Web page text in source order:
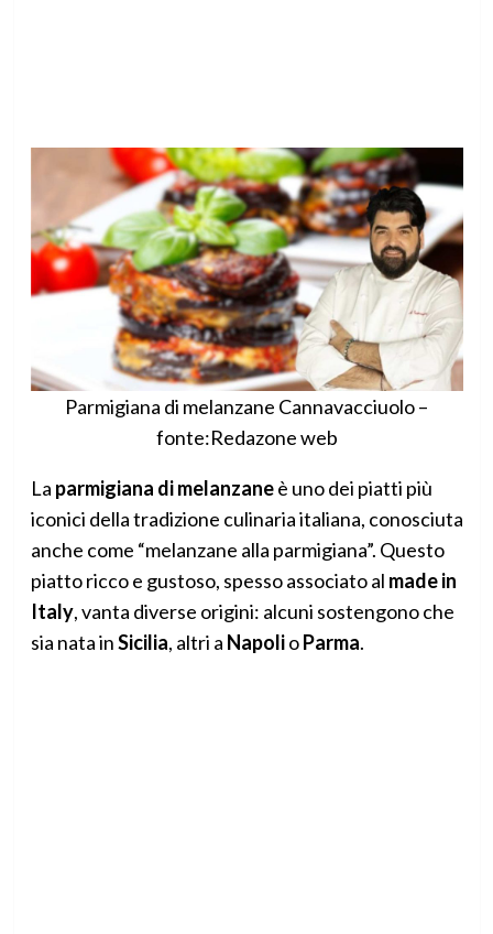
Parmigiana di melanzane Cannavacciuolo –
fonte:Redazone web
La parmigiana di melanzaneè uno dei piatti più
iconici della tradizione culinaria italiana, conosciuta
anche come “melanzane alla parmigiana”. Questo
piatto ricco e gustoso, spesso associato al made in
Italy, vanta diverse origini: alcuni sostengono che
sia nata inSicilia, altri a NapolioParma.